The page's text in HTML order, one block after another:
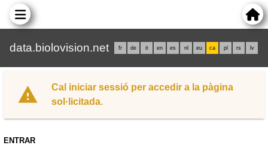
data.biolovision.net fr de it en es nl eu ca pl rs lv
Cal iniciar sessió per accedir a la pàgina
sol·licitada.
ENTRAR